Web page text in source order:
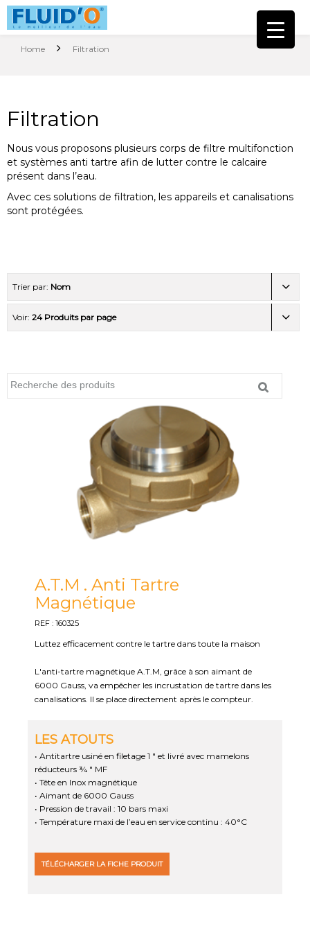
Home Filtration
Filtration
Nous vous proposons plusieurs corps de filtre multifonction
et systèmes anti tartre afin de lutter contre le calcaire
présent dans l’eau.
Avec ces solutions de filtration, les appareils et canalisations
sont protégées.
Trier par: Nom
Voir: 24 Produits par page
A.T.M . Anti Tartre
Magnétique
REF : 160325
Luttez efficacement contre le tartre dans toute la maison
L'anti-tartre magnétique A.T.M, grâce à son aimant de
6000 Gauss, va empêcher les incrustation de tartre dans les
canalisations. Il se place directement après le compteur.
LES ATOUTS
• Antitartre usiné en filetage 1 " et livré avec mamelons
réducteurs ¾ " MF
• Tête en Inox magnétique
• Aimant de 6000 Gauss
• Pression de travail : 10 bars maxi
• Température maxi de l’eau en service continu : 40°C
TÉLÉCHARGER LA FICHE PRODUIT